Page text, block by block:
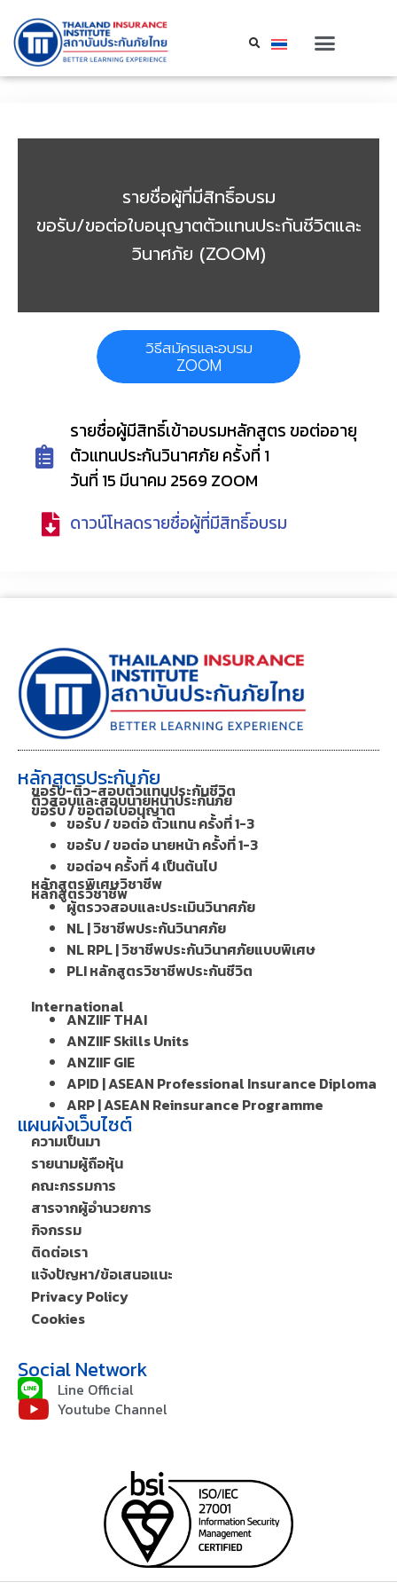
รายชื่อผู้ที่มีสิทธิ์อบรม
ขอรับ/ขอต่อใบอนุญาตตัวแทนประกันชีวิตและ
วินาศภัย (ZOOM)
วิธีสมัครและอบรม
ZOOM
รายชื่อผู้มีสิทธิ์เข้าอบรมหลักสูตร ขอต่ออายุ
ตัวแทนประกันวินาศภัย ครั้งที่ 1
วันที่ 15 มีนาคม 2569 ZOOM
ดาวน์โหลดรายชื่อผู้ที่มีสิทธิ์อบรม
หลักสูตรประกันภัย
ขอรับ-ติว-สอบตัวแทนประกันชีวิต
ติวสอบและสอบนายหน้าประกันภัย
ขอรับ / ขอต่อใบอนุญาต
ขอรับ / ขอต่อ ตัวแทน ครั้งที่ 1-3
ขอรับ / ขอต่อ นายหน้า ครั้งที่ 1-3
ขอต่อฯ ครั้งที่ 4 เป็นต้นไป
หลักสูตรพิเศษวิชาชีพ
หลักสูตรวิชาชีพ
ผู้ตรวจสอบและประเมินวินาศภัย
NL | วิชาชีพประกันวินาศภัย
NL RPL | วิชาชีพประกันวินาศภัยแบบพิเศษ
PLI หลักสูตรวิชาชีพประกันชีวิต
International
ANZIIF THAI
ANZIIF Skills Units
ANZIIF GIE
APID | ASEAN Professional Insurance Diploma
ARP | ASEAN Reinsurance Programme
แผนผังเว็บไซต์
ความเป็นมา
รายนามผู้ถือหุ้น
คณะกรรมการ
สารจากผู้อำนวยการ
กิจกรรม
ติดต่อเรา
แจ้งปัญหา/ข้อเสนอแนะ
Privacy Policy
Cookies
Social Network
Line Official
Youtube Channel